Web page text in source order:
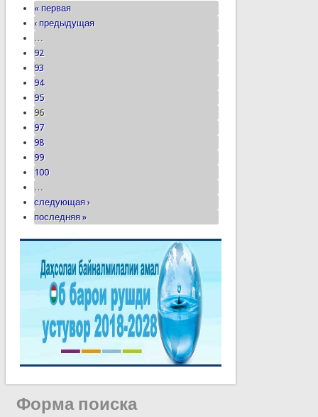
« первая
‹ предыдущая
…
92
93
94
95
96
97
98
99
100
…
следующая ›
последняя »
Форма поиска